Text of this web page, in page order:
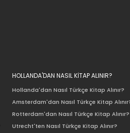
HOLLANDA'DAN NASIL KİTAP ALINIR?
Hollanda'dan Nasıl Türkçe Kitap Alınır?
Amsterdam'dan Nasıl Türkçe Kitap
Rotterdam'dan Nasıl Türkçe Kitap Alınır?
Utrecht'ten Nasıl Türkçe Kitap Alınır?